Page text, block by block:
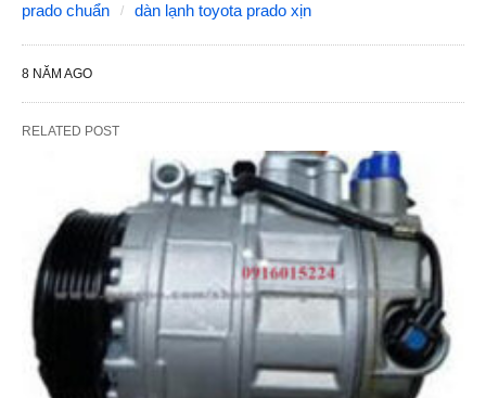
prado chuẩn
dàn lạnh toyota prado xịn
8 NĂM AGO
RELATED POST